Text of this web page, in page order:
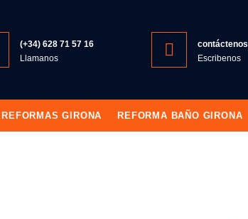
(+34) 628 71 57 16
Llamanos
contáctenos
Escribenos
REFORMAS GIRONA REFORMA BAÑO GIRONA